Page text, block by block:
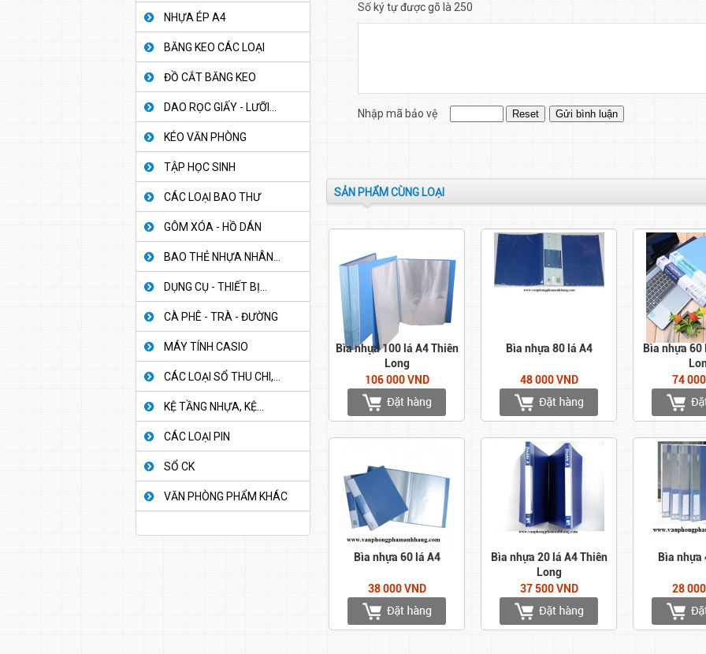
NHỰA ÉP A4
BĂNG KEO CÁC LOẠI
ĐỒ CẮT BĂNG KEO
DAO RỌC GIẤY - LƯỠI...
KÉO VĂN PHÒNG
TẬP HỌC SINH
CÁC LOẠI BAO THƯ
GÔM XÓA - HỒ DÁN
BAO THẺ NHỰA NHÂN...
DỤNG CỤ - THIẾT BỊ...
CÀ PHÊ - TRÀ - ĐƯỜNG
MÁY TÍNH CASIO
CÁC LOẠI SỔ THU CHI,...
KỆ TẦNG NHỰA, KỆ...
CÁC LOẠI PIN
SỔ CK
VĂN PHÒNG PHẨM KHÁC
Số ký tự được gõ là 250
Nhập mã bảo vệ
SẢN PHẨM CÙNG LOẠI
Bìa nhựa 100 lá A4 Thiên
Long
106 000 VND
Bìa nhựa 80 lá A4
48 000 VND
Bìa nhựa 60
74
Bìa nhựa 60 lá A4
38 000 VND
Bìa nhựa 20 lá A4 Thiên
Long
37 500 VND
Bìa nhựa
28